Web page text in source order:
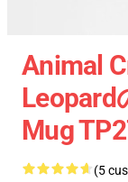
Animal
Leopard
Mug
(5